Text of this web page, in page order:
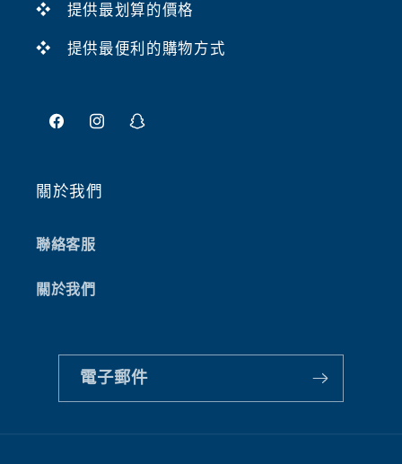
❖ 提供最划算的價格
❖ 提供最便利的購物方式
FacebookInstagramSnapchat
關於我們
聯絡客服
關於我們
電子郵件